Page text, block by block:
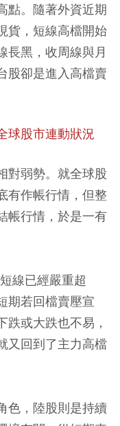
點。隨著外資近期
貨，短線高檔開始
長黑，收周線與月
股卻是進入高檔賣
球股市連動狀況
對弱勢。就全球股
有作帳行情，但整
帳行情，於是一有
線已經嚴重超
期若回檔賣壓宣
或大跌也不易，
又回到了主力高檔
色，陸股則是持續